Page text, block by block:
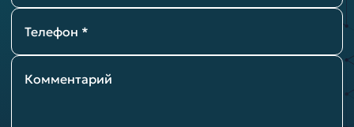
Телефон *
Комментарий